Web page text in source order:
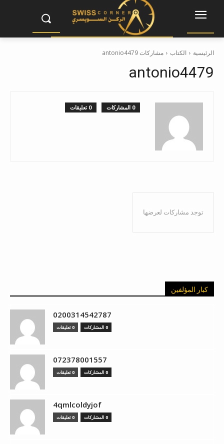
الرئيسية الكتاب مشاركات antonio4479
antonio4479
0 المشاركات 0 تعليقات
توجد مشاركات لعرضها
كبار المؤلفين
0200314542787
0 المشاركات 0 تعليقات
072378001557
0 المشاركات 0 تعليقات
4qmlcoldyjof
0 المشاركات 0 تعليقات